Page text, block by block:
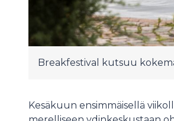
Breakfestival kutsuu
Kesäkuun ensimmäisellä